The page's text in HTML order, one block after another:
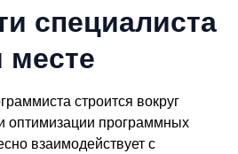
специалиста
месте
строится вокруг
оптимизации программных
взаимодействует с